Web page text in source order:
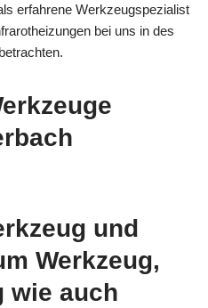
erfahrene Werkzeugspezialist
bei uns in des
und
Werkzeug,
wie auch